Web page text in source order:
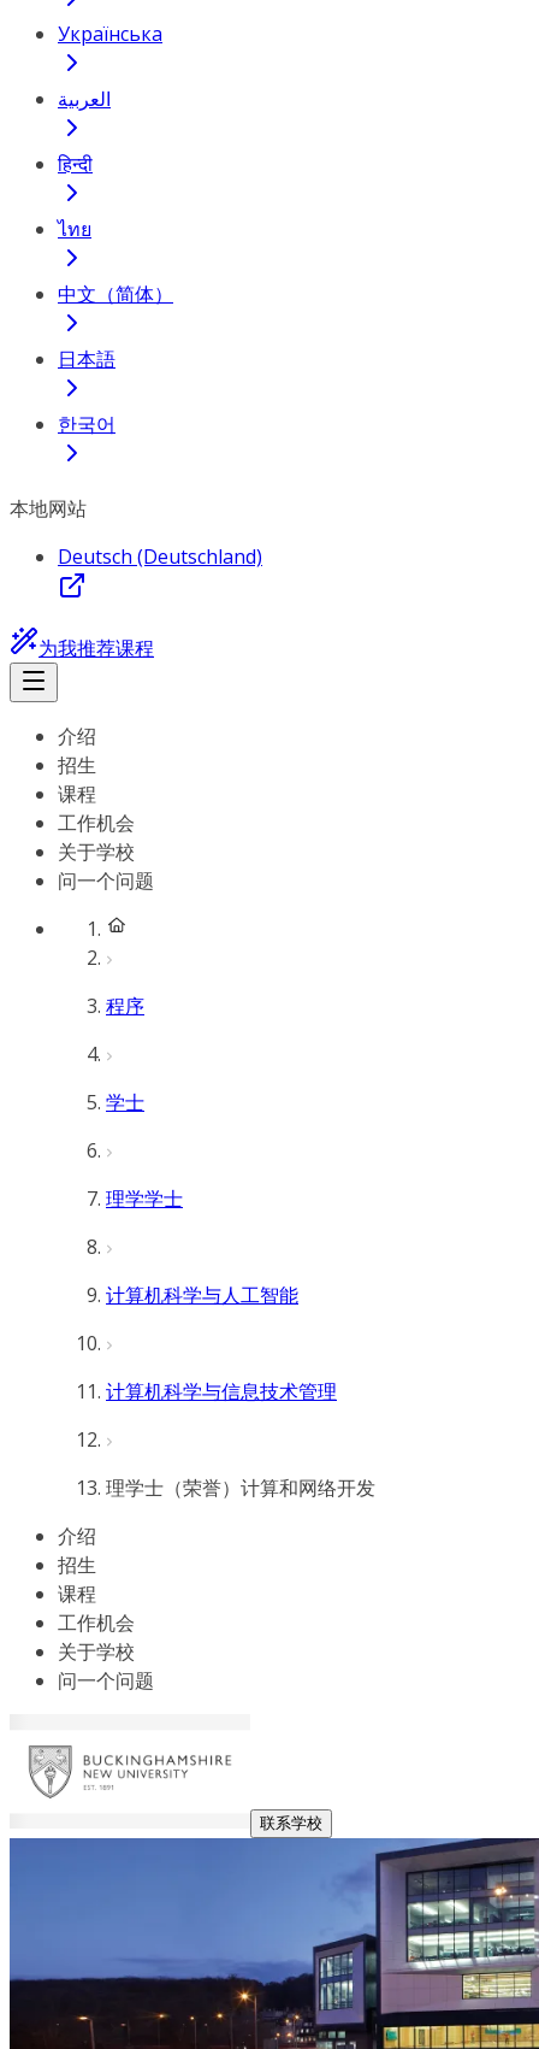
Українська
العربية
हिन्दी
ไทย
中文（简体）
日本語
한국어
本地网站
Deutsch (Deutschland)
为我推荐课程
介绍
招生
课程
工作机会
关于学校
问一个问题
程序
学士
理学学士
计算机科学与人工智能
计算机科学与信息技术管理
理学士（荣誉）计算和网络开发
介绍
招生
课程
工作机会
关于学校
问一个问题
联系学校